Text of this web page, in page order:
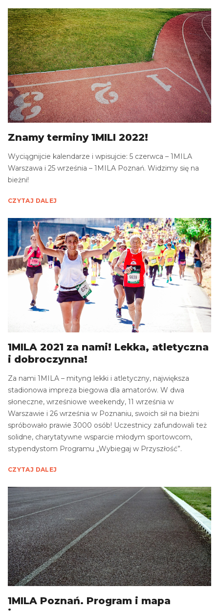
Znamy terminy 1MILI 2022!
Wyciągnijcie kalendarze i wpisujcie: 5 czerwca – 1MILA
Warszawa i 25 września – 1MILA Poznań. Widzimy się na
bieżni!
CZYTAJ DALEJ
1MILA 2021 za nami! Lekka, atletyczna
i dobroczynna!
Za nami 1MILA – mityng lekki i atletyczny, największa
stadionowa impreza biegowa dla amatorów. W dwa
słoneczne, wrześniowe weekendy, 11 września w
Warszawie i 26 września w Poznaniu, swoich sił na bieżni
spróbowało prawie 3000 osób! Uczestnicy zafundowali też
solidne, charytatywne wsparcie młodym sportowcom,
stypendystom Programu „Wybiegaj w Przyszłość”.
CZYTAJ DALEJ
1MILA Poznań. Program i mapa